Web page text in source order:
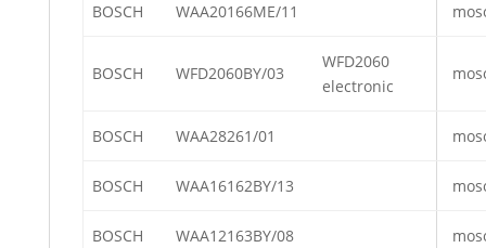
BOSCH WAA20166ME/11
BOSCH WFD2060BY/03
WFD2060
electronic
BOSCH WAA28261/01
BOSCH WAA16162BY/13
BOSCH WAA12163BY/08